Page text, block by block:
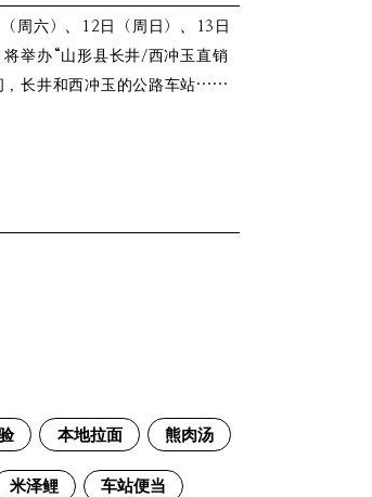
周六）、12日（周日）、13日
将举办“山形县长井/西冲玉直销
，长井和西冲玉的公路车站……
本地拉面 熊肉汤
米泽鲤 车站便当